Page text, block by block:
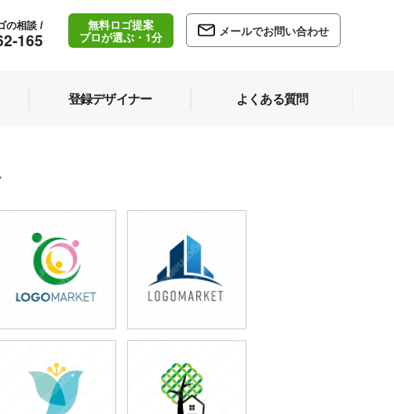
165
の相談 /
無料ロゴ提案
プロが選ぶ・1分
メールでお問い合わせ
登録デザイナー よくある質問
49,800円
(税込54,780円)
39,800円
(税込43,780円)